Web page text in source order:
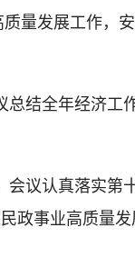
量发展工作，
结全年经济工
议认真落实第
政事业高质量发